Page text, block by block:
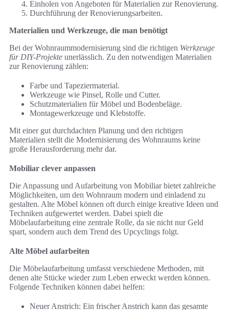
Einholen von Angeboten für Materialien zur Renovierung.
Durchführung der Renovierungsarbeiten.
Materialien und Werkzeuge, die man benötigt
Bei der Wohnraummodernisierung sind die richtigen Werkzeuge
für DIY-Projekte unerlässlich. Zu den notwendigen Materialien
zur Renovierung zählen:
Farbe und Tapeziermaterial.
Werkzeuge wie Pinsel, Rolle und Cutter.
Schutzmaterialien für Möbel und Bodenbeläge.
Montagewerkzeuge und Klebstoffe.
Mit einer gut durchdachten Planung und den richtigen
Materialien stellt die Modernisierung des Wohnraums keine
große Herausforderung mehr dar.
Mobiliar clever anpassen
Die Anpassung und Aufarbeitung von Mobiliar bietet zahlreiche
Möglichkeiten, um den Wohnraum modern und einladend zu
gestalten. Alte Möbel können oft durch einige kreative Ideen und
Techniken aufgewertet werden. Dabei spielt die
Möbelaufarbeitung eine zentrale Rolle, da sie nicht nur Geld
spart, sondern auch dem Trend des Upcyclings folgt.
Alte Möbel aufarbeiten
Die Möbelaufarbeitung umfasst verschiedene Methoden, mit
denen alte Stücke wieder zum Leben erweckt werden können.
Folgende Techniken können dabei helfen:
Neuer Anstrich: Ein frischer Anstrich kann das gesamte